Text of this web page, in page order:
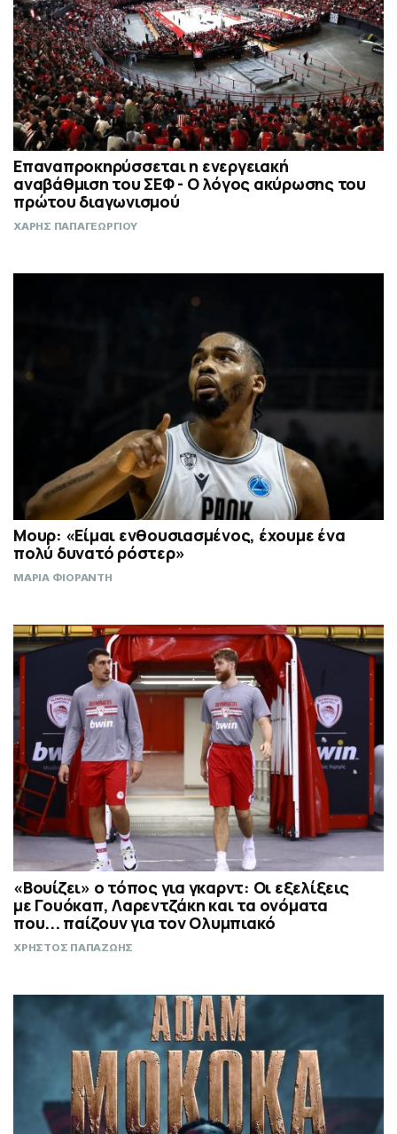
Επαναπροκηρύσσεται η ενεργειακή
αναβάθμιση του ΣΕΦ - Ο λόγος ακύρωσης του
πρώτου διαγωνισμού
ΧΑΡΗΣ ΠΑΠΑΓΕΩΡΓΙΟΥ
Μουρ: «Είμαι ενθουσιασμένος, έχουμε ένα
πολύ δυνατό ρόστερ»
ΜΑΡΙΑ ΦΙΟΡΑΝΤΗ
«Βουίζει» ο τόπος για γκαρντ: Οι εξελίξεις
με Γουόκαπ, Λαρεντζάκη και τα ονόματα
που... παίζουν για τον Ολυμπιακό
ΧΡΗΣΤΟΣ ΠΑΠΑΖΩΗΣ